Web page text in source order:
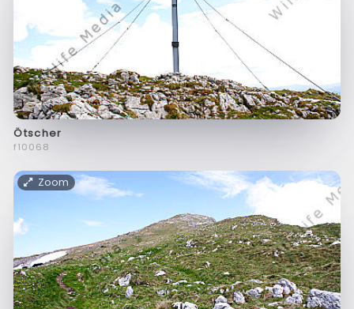
Ötscher
f10068
Zoom